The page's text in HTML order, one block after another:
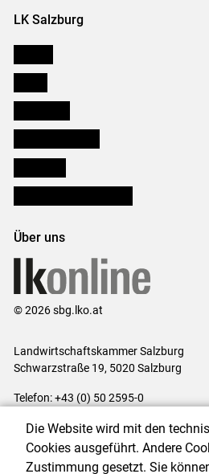
LK Salzburg
Über uns
© 2026 sbg.lko.at
Landwirtschaftskammer Salzburg
Schwarzstraße 19, 5020 Salzburg
Telefon: +43 (0) 50 2595-0
Impressum|Kontakt|
Cookie-Einstellungen
Die Website wird mit den
Cookies ausgeführt. Andere
Zustimmung gesetzt. Sie